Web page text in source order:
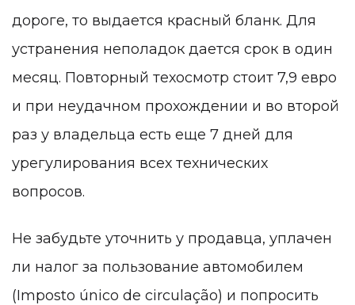
дороге, то выдается красный бланк. Для
устранения неполадок дается срок в один
месяц. Повторный техосмотр стоит 7,9 евро
и при неудачном прохождении и во второй
раз у владельца есть еще 7 дней для
урегулирования всех технических
вопросов.
Не забудьте уточнить у продавца, уплачен
ли налог за пользование автомобилем
(Imposto único de circulação) и попросить